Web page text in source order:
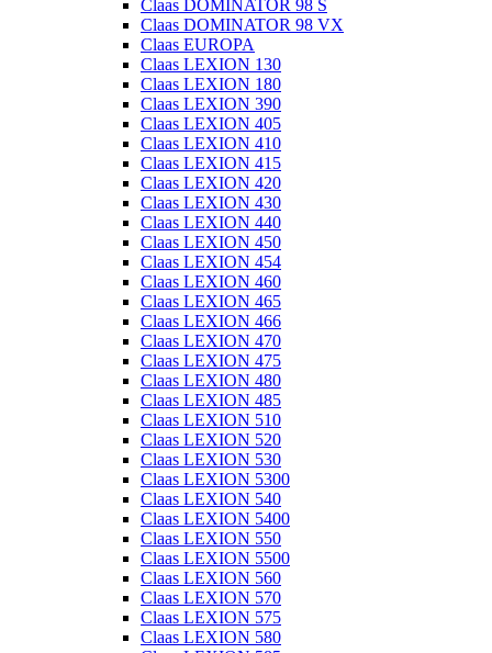
Claas DOMINATOR 98 S
Claas DOMINATOR 98 VX
Claas EUROPA
Claas LEXION 130
Claas LEXION 180
Claas LEXION 390
Claas LEXION 405
Claas LEXION 410
Claas LEXION 415
Claas LEXION 420
Claas LEXION 430
Claas LEXION 440
Claas LEXION 450
Claas LEXION 454
Claas LEXION 460
Claas LEXION 465
Claas LEXION 466
Claas LEXION 470
Claas LEXION 475
Claas LEXION 480
Claas LEXION 485
Claas LEXION 510
Claas LEXION 520
Claas LEXION 530
Claas LEXION 5300
Claas LEXION 540
Claas LEXION 5400
Claas LEXION 550
Claas LEXION 5500
Claas LEXION 560
Claas LEXION 570
Claas LEXION 575
Claas LEXION 580